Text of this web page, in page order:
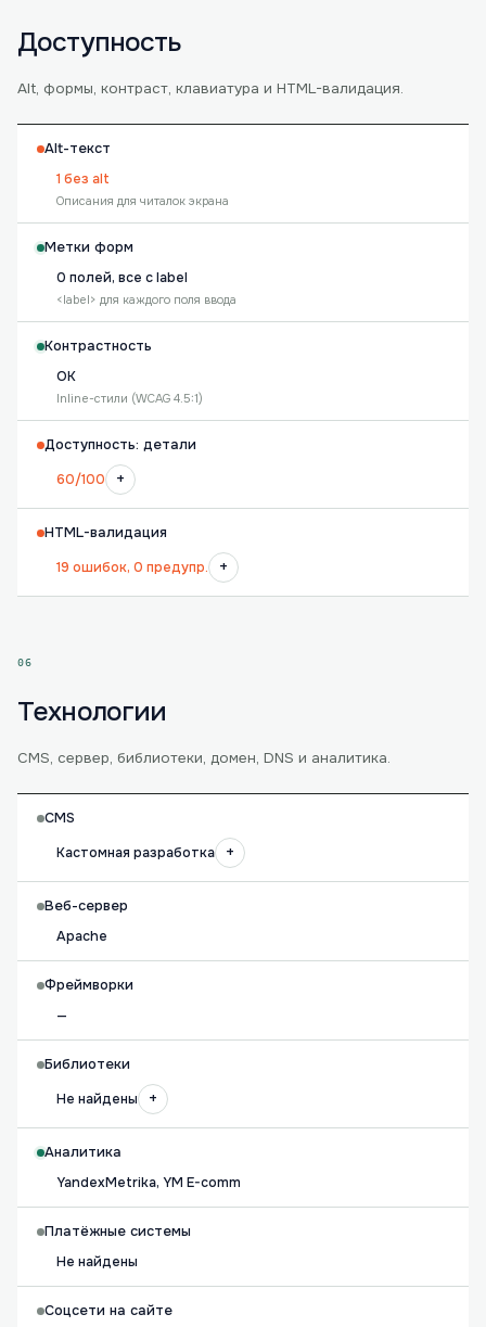
Доступность
Alt, формы, контраст, клавиатура и HTML-валидация.
Alt-текст
1 без alt
Описания для читалок экрана
Метки форм
0 полей, все с label
<label> для каждого поля ввода
Контрастность
OK
Inline-стили (WCAG 4.5:1)
Доступность: детали
60/100
+
HTML-валидация
19 ошибок, 0 предупр.
+
06
Технологии
CMS, сервер, библиотеки, домен, DNS и аналитика.
CMS
Кастомная разработка
+
Веб-сервер
Apache
Фреймворки
—
Библиотеки
Не найдены
+
Аналитика
YandexMetrika, YM E-comm
Платёжные системы
Не найдены
Соцсети на сайте